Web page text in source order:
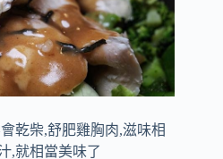
乾柴,舒肥雞胸肉,滋味相
,就相當美味了